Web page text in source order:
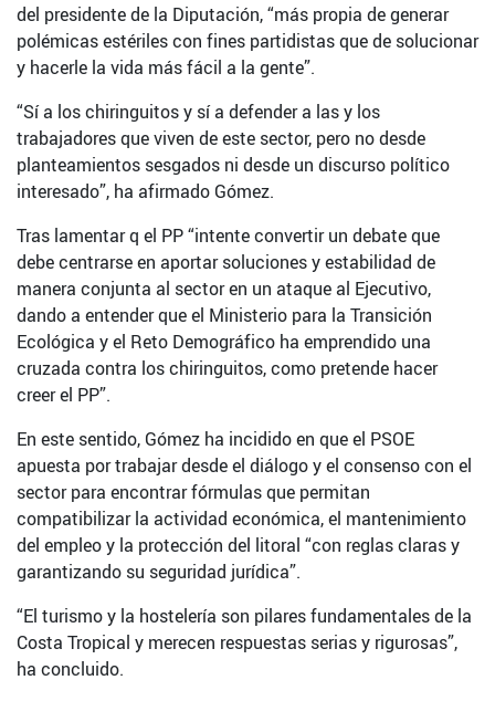
del presidente de la Diputación, “más propia de generar
polémicas estériles con fines partidistas que de solucionar
y hacerle la vida más fácil a la gente”.
“Sí a los chiringuitos y sí a defender a las y los
trabajadores que viven de este sector, pero no desde
planteamientos sesgados ni desde un discurso político
interesado”, ha afirmado Gómez.
Tras lamentar q el PP “intente convertir un debate que
debe centrarse en aportar soluciones y estabilidad de
manera conjunta al sector en un ataque al Ejecutivo,
dando a entender que el Ministerio para la Transición
Ecológica y el Reto Demográfico ha emprendido una
cruzada contra los chiringuitos, como pretende hacer
creer el PP”.
En este sentido, Gómez ha incidido en que el PSOE
apuesta por trabajar desde el diálogo y el consenso con el
sector para encontrar fórmulas que permitan
compatibilizar la actividad económica, el mantenimiento
del empleo y la protección del litoral “con reglas claras y
garantizando su seguridad jurídica”.
“El turismo y la hostelería son pilares fundamentales de la
Costa Tropical y merecen respuestas serias y rigurosas”,
ha concluido.